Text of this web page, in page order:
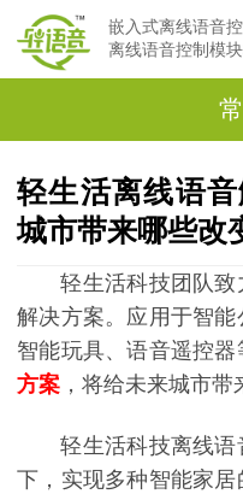
嵌入式离线语音
离线语音控制模
轻生活离线语
城市带来哪些改
轻生活科技团队
解决方案。应用于智能
智能玩具、语音遥控器
方案 ，将给未来城市
轻生活科技离线
下，实现多种智能家